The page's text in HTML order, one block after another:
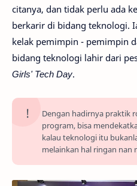
citanya, dan tidak perlu ada
berkarir di bidang teknologi.
kelak pemimpin - pemimpin
bidang teknologi lahir dari
Girls' Tech Day.
Dengan hadirnya praktik
program, bisa
kalau teknologi itu
melainkan hal ringan nan